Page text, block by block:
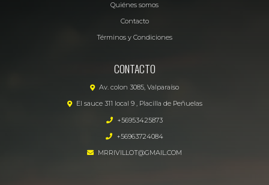
Quiénes somos
Contacto
Términos y Condiciones
CONTACTO
Av. colon 3085, Valparaíso
El sauce 311 local 9 , Placilla de Peñuelas
+56953425873
+56963724084
MRRIVILLOT@GMAIL.COM